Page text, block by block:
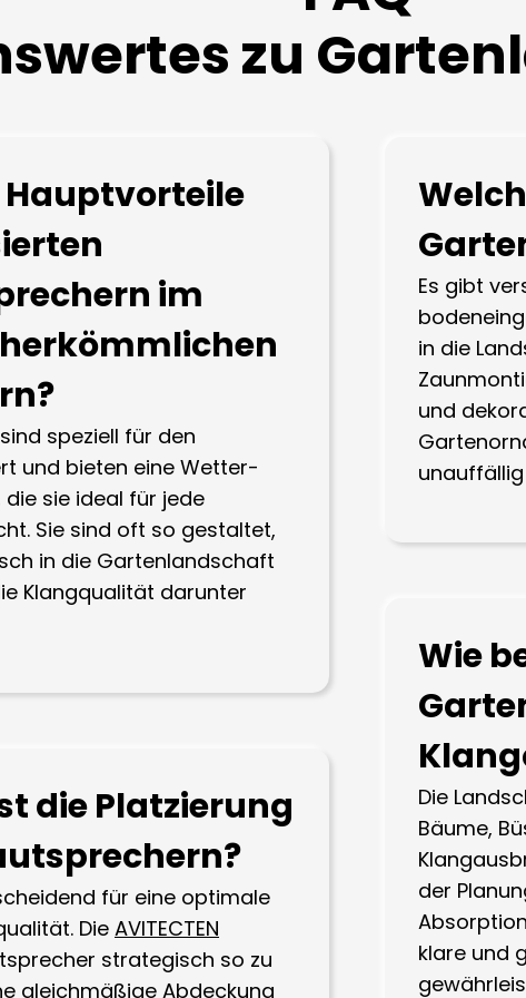
zu
Hauptvorteile
im
sind speziell für den
und bieten eine Wetter-
sie ideal für jede
Sie sind oft so gestaltet,
in die Gartenlandschaft
Klangqualität darunter
die Platzierung
für eine optimale
Die AVITECTEN
strategisch so zu
gleichmäßige Abdeckung
Es gibt
in die
und
Wie
Die
Bäume,
der
klare und